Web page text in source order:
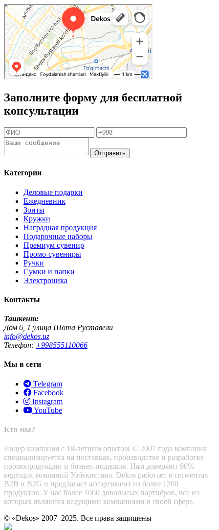
Заполните форму для бесплатной
консультации
Отправить
Категории
Деловые подарки
Ежедневник
Зонты
Кружки
Наградная продукция
Подарочные наборы
Премиум сувенир
Промо-сувениры
Ручки
Сумки и папки
Электроника
Контакты
Ташкент:
Дом 6, 1 улица Шота Руставели
info@dekos.uz
Телефон: +998555110066
Мы в сети
Telegram
Facebook
Instagram
YouTube
Кто мы?
Лидер компания с 18-летним опытом. С 2007 года компания
специализируется на поставках, производстве и разработке
промопродукции и бизнес-подарков. Нам доверяют 90%
ведущих компаний Узбекистана. Dekos работает в сегментах
B2B и B2G и предлагает ассортимент из более 1200
продуктов. У нас более 1000 довольных партнёров, все из
которых являются ведущими компаниями в своей сфере.
© «Dekos» 2007–2025. Все права защищены